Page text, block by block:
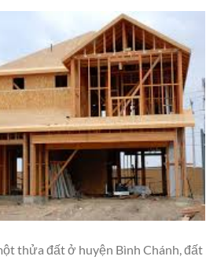
thửa đất ở huyện Bình Chánh, đất